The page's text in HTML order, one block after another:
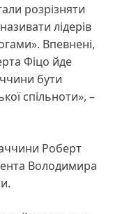
розрізняти
лідерів
Впевнені,
Фіцо йде
бути
спільноти», –
Роберт
Володимира